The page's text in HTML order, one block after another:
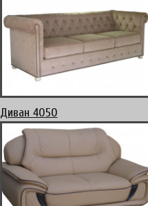
Диван 4050